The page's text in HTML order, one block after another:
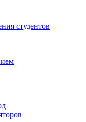
студентов